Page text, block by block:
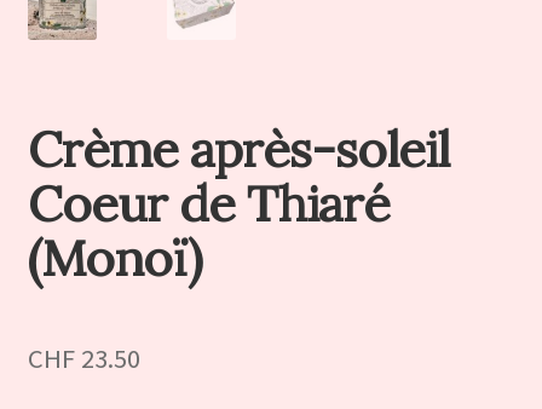
Crème après-soleil
Coeur de Thiaré
(Monoï)
CHF23.50